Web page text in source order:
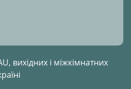
вихідних і міжкімнатних